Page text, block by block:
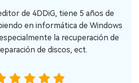
de 4DDiG, tiene 5 años de
en informática de Windows
la recuperación de
de discos, ect.